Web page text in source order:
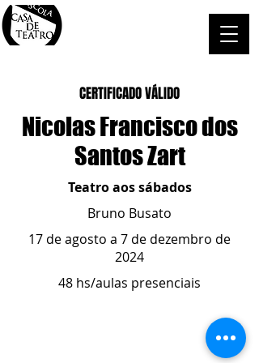
CERTIFICADO VÁLIDO
Nicolas Francisco dos
Santos Zart
Teatro aos sábados
Bruno Busato
17 de agosto a 7 de dezembro de
2024
48 hs/aulas presenciais
ESCOLA CASA DE TEATRO
- whatsapp